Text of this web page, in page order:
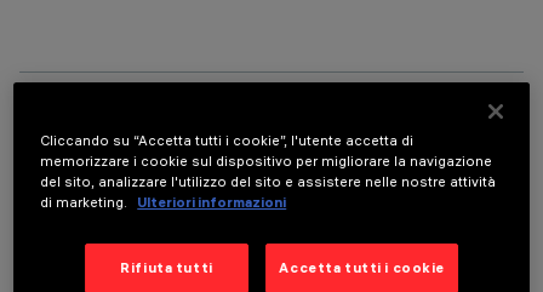
COMPONENTI OPZIONALI
Cliccando su “Accetta tutti i cookie”, l'utente accetta di
memorizzare i cookie sul dispositivo per migliorare la navigazione
del sito, analizzare l'utilizzo del sito e assistere nelle nostre attività
di marketing.
Ulteriori informazioni
Rifiuta tutti Accetta tutti i cookie